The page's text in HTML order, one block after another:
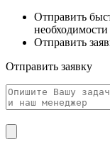
Отправить
Отправить
Отправить заявку